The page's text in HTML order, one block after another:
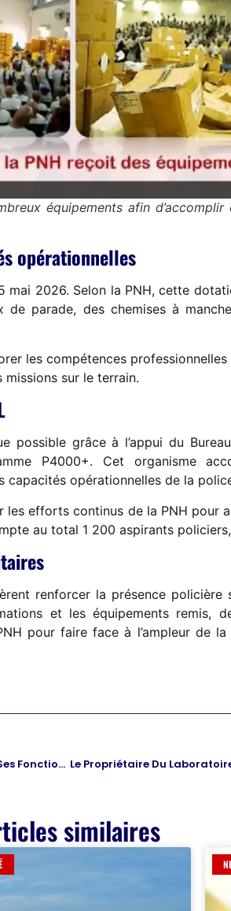
équipements afin d’accomplir
opérationnelles
mai 2026. Selon la PNH, cette
de parade, des chemises à
les compétences
sur le terrain.
possible grâce à l’appui du
P4000+. Cet organisme
opérationnelles de la
les efforts continus de la PNH pour
au total 1 200 aspirants
renforcer la présence
et les équipements remis,
pour faire face à l’ampleur de
Le Président Sénégalais Limoge Ousmane Sonko De Ses Fonctions Et Nomme Un Nouveau Premier Ministre
similaires